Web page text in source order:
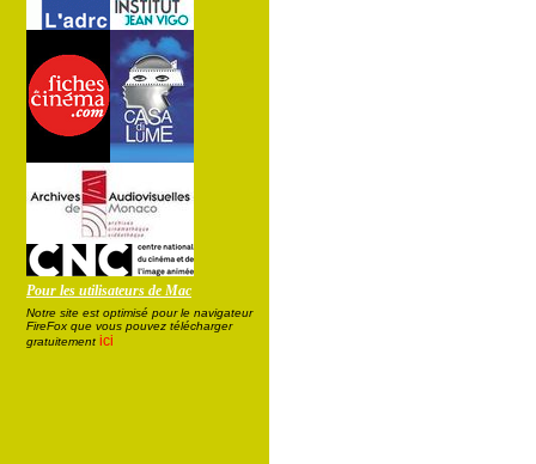
Pour les utilisateurs de Mac
Notre site est optimisé pour le navigateur
FireFox que vous pouvez télécharger
gratuitement ici